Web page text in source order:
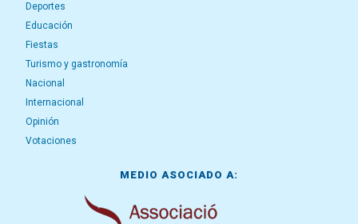
Deportes
Educación
Fiestas
Turismo y gastronomía
Nacional
Internacional
Opinión
Votaciones
MEDIO ASOCIADO A: